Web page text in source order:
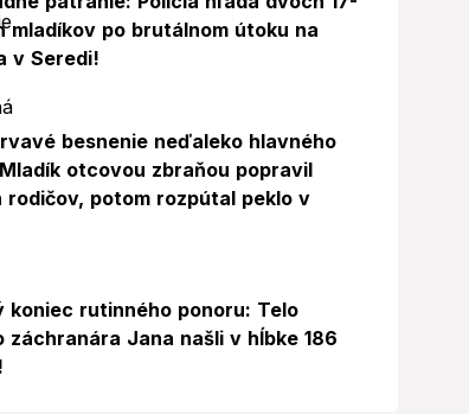
mladíkov po brutálnom útoku na
v Seredi!
besnenie neďaleko hlavného
otcovou zbraňou popravil
rodičov, potom rozpútal peklo v
koniec rutinného ponoru: Telo
záchranára Jana našli v hĺbke 186